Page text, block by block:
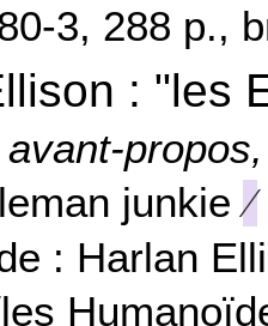
3, 288 p.,
: "les
junkie ⁄
: Harlan